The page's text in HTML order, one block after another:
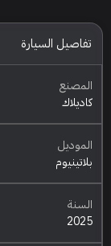
تفاصيل السيارة
المصنع
كاديلاك
الموديل
بلاتينيوم
السنة
2025